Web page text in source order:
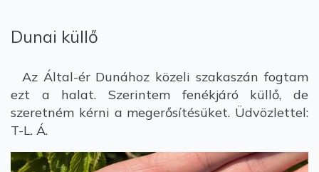
Dunai küllő
Az Által-ér Dunához közeli szakaszán fogtam
ezt a halat. Szerintem fenékjáró küllő, de
szeretném kérni a megerősítésüket. Üdvözlettel:
T-L. Á.